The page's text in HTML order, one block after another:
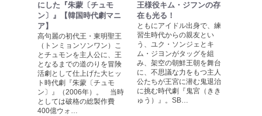
にした『朱蒙〔チュモ
ン〕』【韓国時代劇マニ
ア】
高句麗の初代王・東明聖王
（トンミョンソンワン）こ
とチュモンを主人公に、王
となるまでの道のりを冒険
活劇として仕上げた大ヒッ
ト時代劇『朱蒙〔チュモ
ン〕』（2006年）。 当時
としては破格の総製作費
400億ウォ…
王様役キム・ジフンの存
在も光る！
ともにアイドル出身で、練
習生時代からの親友とい
う、ユク・ソンジェとキ
ム・ジヨンがタッグを組
み、架空の朝鮮王朝を舞台
に、不思議な力をもつ主人
公たちが王宮に潜む鬼退治
に挑む時代劇『鬼宮（きき
ゅう）』。SB…